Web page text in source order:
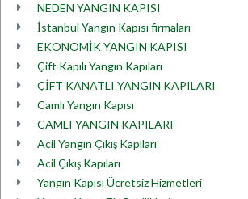
NEDEN YANGIN KAPISI
İstanbul Yangın Kapısı firmaları
EKONOMİK YANGIN KAPISI
Çift Kapılı Yangın Kapıları
ÇİFT KANATLI YANGIN KAPILARI
Camlı Yangın Kapısı
CAMLI YANGIN KAPILARI
Acil Yangın Çıkış Kapıları
Acil Çıkış Kapıları
Yangın Kapısı Ücretsiz Hizmetleri